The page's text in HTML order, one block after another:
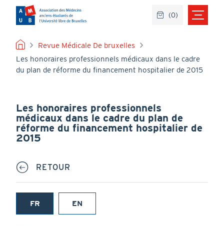
contenu
principal
FIL
D'ARIANE
Revue Médicale De bruxelles
Les honoraires professionnels médicaux dans le cadre
du plan de réforme du financement hospitalier de 2015
Les honoraires professionnels
médicaux dans le cadre du plan de
réforme du financement hospitalier de
2015
RETOUR
FR
(onglet
EN
(0)